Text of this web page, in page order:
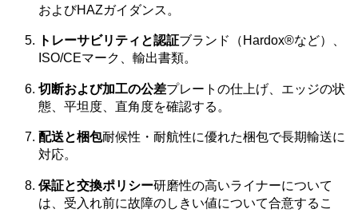
およびHAZガイダンス。
トレーサビリティと認証ブランド（Hardox®など）、
ISO/CEマーク、輸出書類。
切断および加工の公差プレートの仕上げ、エッジの状
態、平坦度、直角度を確認する。
配送と梱包耐候性・耐航性に優れた梱包で長期輸送に
対応。
保証と交換ポリシー研磨性の高いライナーについて
は、受入れ前に故障のしきい値について合意するこ